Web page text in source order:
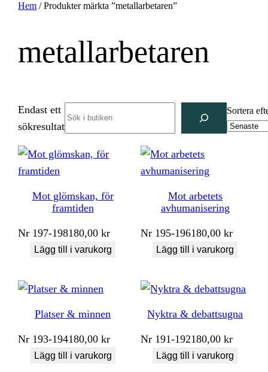
Hem / Produkter märkta ”metallarbetaren”
metallarbetaren
Endast ett
sökresultat
Sortera
Mot glömskan, för
framtiden
Nr 197-198180,00kr
Lägg till i varukorg
Mot arbetets
avhumanisering
Nr 195-196180,00kr
Lägg till i varukorg
Platser & minnen
Nr 193-194180,00kr
Lägg till i varukorg
Nyktra & debattsugna
Nr 191-192180,00kr
Lägg till i varukorg